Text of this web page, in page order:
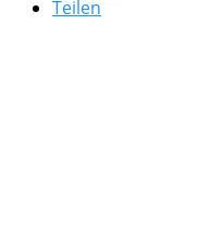
Teilen